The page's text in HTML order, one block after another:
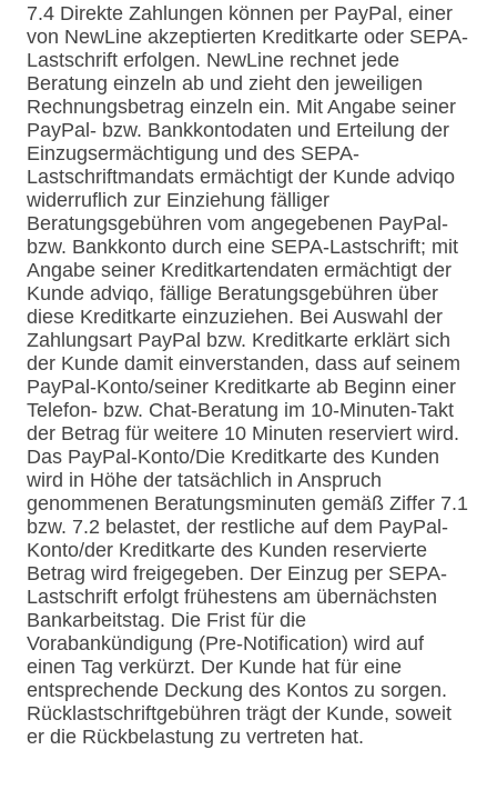
7.4 Direkte Zahlungen können per PayPal, einer
von NewLine akzeptierten Kreditkarte oder SEPA-
Lastschrift erfolgen. NewLine rechnet jede
Beratung einzeln ab und zieht den jeweiligen
Rechnungsbetrag einzeln ein. Mit Angabe seiner
PayPal- bzw. Bankkontodaten und Erteilung der
Einzugsermächtigung und des SEPA-
Lastschriftmandats ermächtigt der Kunde adviqo
widerruflich zur Einziehung fälliger
Beratungsgebühren vom angegebenen PayPal-
bzw. Bankkonto durch eine SEPA-Lastschrift; mit
Angabe seiner Kreditkartendaten ermächtigt der
Kunde adviqo, fällige Beratungsgebühren über
diese Kreditkarte einzuziehen. Bei Auswahl der
Zahlungsart PayPal bzw. Kreditkarte erklärt sich
der Kunde damit einverstanden, dass auf seinem
PayPal-Konto/seiner Kreditkarte ab Beginn einer
Telefon- bzw. Chat-Beratung im 10-Minuten-Takt
der Betrag für weitere 10 Minuten reserviert wird.
Das PayPal-Konto/Die Kreditkarte des Kunden
wird in Höhe der tatsächlich in Anspruch
genommenen Beratungsminuten gemäß Ziffer 7.1
bzw. 7.2 belastet, der restliche auf dem PayPal-
Konto/der Kreditkarte des Kunden reservierte
Betrag wird freigegeben. Der Einzug per SEPA-
Lastschrift erfolgt frühestens am übernächsten
Bankarbeitstag. Die Frist für die
Vorabankündigung (Pre-Notification) wird auf
einen Tag verkürzt. Der Kunde hat für eine
entsprechende Deckung des Kontos zu sorgen.
Rücklastschriftgebühren trägt der Kunde, soweit
er die Rückbelastung zu vertreten hat.